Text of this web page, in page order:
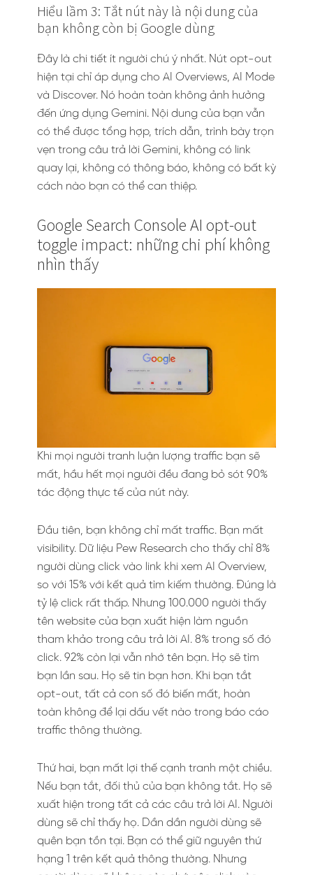
Hiểu lầm 3: Tắt nút này là nội dung của
bạn không còn bị Google dùng
Đây là chi tiết ít người chú ý nhất. Nút opt-out
hiện tại chỉ áp dụng cho AI Overviews, AI Mode
và Discover. Nó hoàn toàn không ảnh hưởng
đến ứng dụng Gemini. Nội dung của bạn vẫn
có thể được tổng hợp, trích dẫn, trình bày trọn
vẹn trong câu trả lời Gemini, không có link
quay lại, không có thông báo, không có bất kỳ
cách nào bạn có thể can thiệp.
Google Search Console AI opt-out
toggle impact: những chi phí không
nhìn thấy
Khi mọi người tranh luận lượng traffic bạn sẽ
mất, hầu hết mọi người đều đang bỏ sót 90%
tác động thực tế của nút này.
Đầu tiên, bạn không chỉ mất traffic. Bạn mất
visibility. Dữ liệu Pew Research cho thấy chỉ 8%
người dùng click vào link khi xem AI Overview,
so với 15% với kết quả tìm kiếm thường. Đúng là
tỷ lệ click rất thấp. Nhưng 100.000 người thấy
tên website của bạn xuất hiện làm nguồn
tham khảo trong câu trả lời AI. 8% trong số đó
click. 92% còn lại vẫn nhớ tên bạn. Họ sẽ tìm
bạn lần sau. Họ sẽ tin bạn hơn. Khi bạn tắt
opt-out, tất cả con số đó biến mất, hoàn
toàn không để lại dấu vết nào trong báo cáo
traffic thông thường.
Thứ hai, bạn mất lợi thế cạnh tranh một chiều.
Nếu bạn tắt, đối thủ của bạn không tắt. Họ sẽ
xuất hiện trong tất cả các câu trả lời AI. Người
dùng sẽ chỉ thấy họ. Dần dần người dùng sẽ
quên bạn tồn tại. Bạn có thể giữ nguyên thứ
hạng 1 trên kết quả thông thường. Nhưng